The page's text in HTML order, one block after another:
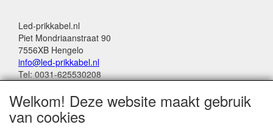
Led-prikkabel.nl
Piet Mondriaanstraat 90
7556XB Hengelo
info@led-prikkabel.nl
Tel: 0031-625530208
BTW no: NL001201144B39
Welkom! Deze website maakt gebruik
van cookies